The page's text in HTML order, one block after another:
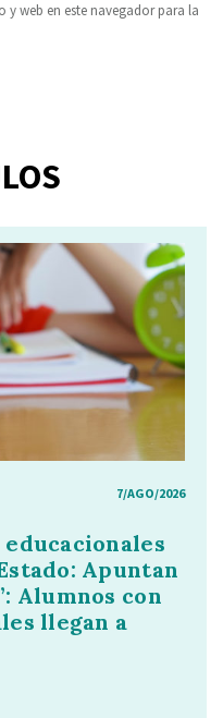
web en este navegador para la
7/AGO/2026
Apuntan
Alumnos con
llegan a